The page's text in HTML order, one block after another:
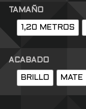
TAMAÑO
1,20 METROS
ACABADO
BRILLO MATE